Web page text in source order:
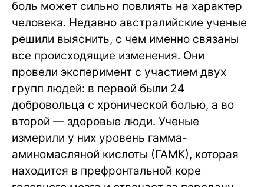
боль может сильно повлиять на характер
человека. Недавно австралийские ученые
решили выяснить, с чем именно связаны
все происходящие изменения. Они
провели эксперимент с участием двух
групп людей: в первой были 24
добровольца с хронической болью, а во
второй — здоровые люди. Ученые
измерили у них уровень гамма-
аминомасляной кислоты (ГАМК), которая
находится в префронтальной коре